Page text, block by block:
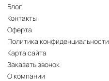
Блог
Контакты
Оферта
Политика конфиденциальности
Карта сайта
Заказать звонок
О компании